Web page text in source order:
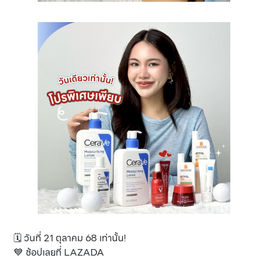
🗓️ วันที่ 21 ตุลาคม 68 เท่านั้น!
💙 ช้อปเลยที่ LAZADA